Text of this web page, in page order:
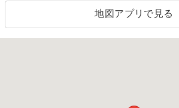
地図アプリで見る